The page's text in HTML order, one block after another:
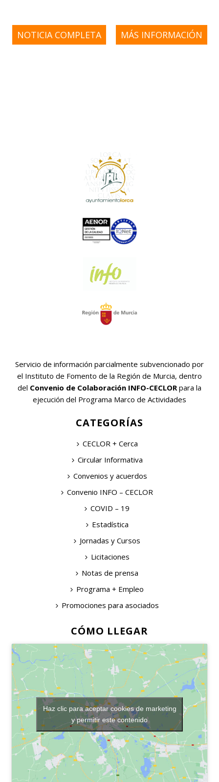
NOTICIA COMPLETA MÁS INFORMACIÓN
Servicio de información parcialmente subvencionado por
el Instituto de Fomento de la Región de Murcia, dentro
del Convenio de Colaboración INFO-CECLOR para la
ejecución del Programa Marco de Actividades
CATEGORÍAS
CECLOR + Cerca
Circular Informativa
Convenios y acuerdos
Convenio INFO – CECLOR
COVID – 19
Estadística
Jornadas y Cursos
Licitaciones
Notas de prensa
Programa + Empleo
Promociones para asociados
CÓMO LLEGAR
Haz clic para aceptar cookies de marketing
y permitir este contenido